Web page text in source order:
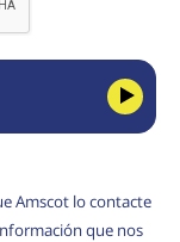
Amscot lo contacte
que nos